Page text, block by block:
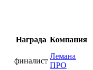
Награда Компания
финалист
Лемана
ПРО